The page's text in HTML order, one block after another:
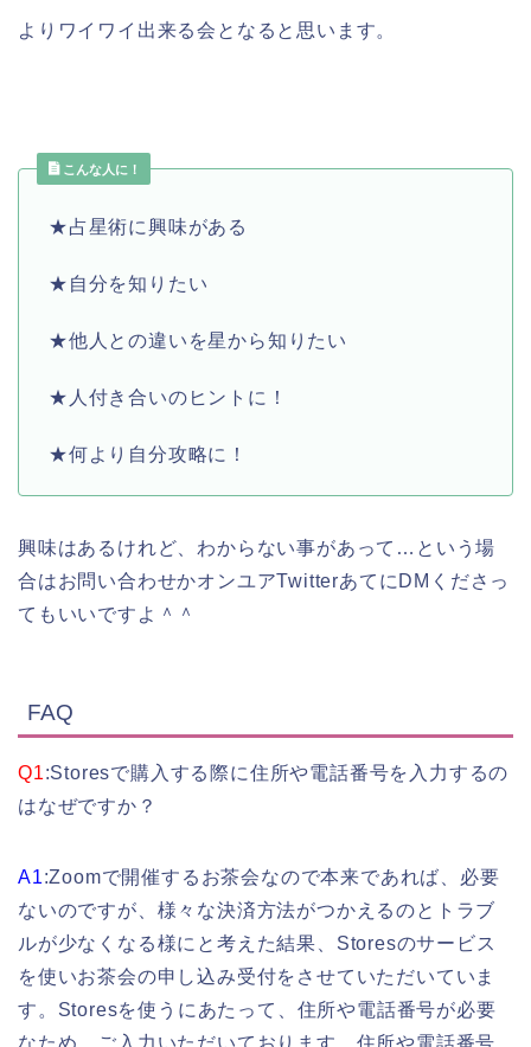
よりワイワイ出来る会となると思います。
こんな人に！
★占星術に興味がある
★自分を知りたい
★他人との違いを星から知りたい
★人付き合いのヒントに！
★何より自分攻略に！
興味はあるけれど、わからない事があって…という場
合はお問い合わせかオンユアTwitterあてにDMくださっ
てもいいですよ＾＾
FAQ
Q1:Storesで購入する際に住所や電話番号を入力するの
はなぜですか？
A1:Zoomで開催するお茶会なので本来であれば、必要
ないのですが、様々な決済方法がつかえるのとトラブ
ルが少なくなる様にと考えた結果、Storesのサービス
を使いお茶会の申し込み受付をさせていただいていま
す。Storesを使うにあたって、住所や電話番号が必要
なため、ご入力いただいております。住所や電話番号